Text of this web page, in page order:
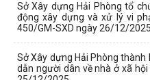
Sở Xây dựng Hải Phòng tổ
động xây dựng và xử lý vi
450/GM-SXD ngày 26/12/2025
Sở Xây dựng Hải Phòng
dẫn người dân về nhà ở xã